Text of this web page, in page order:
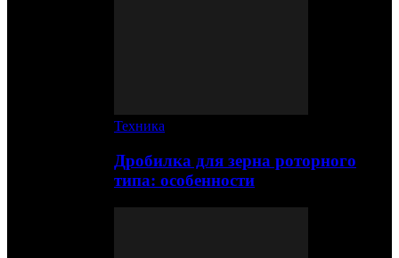
Техника
Дробилка для зерна роторного
типа: особенности